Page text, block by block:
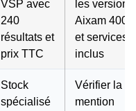
VSP avec
240
résultats et
prix TTC
les versions
Aixam 400
et services
inclus
Stock
spécialisé
Vérifier la
mention